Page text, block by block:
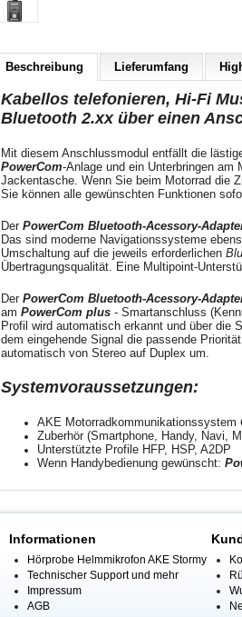
Beschreibung Lieferumfang
Kabellos telefonieren, Hi-Fi
Bluetooth 2.xx über einen
Mit diesem Anschlussmodul entfällt die
PowerCom-Anlage und ein Unterbringen
Jackentasche. Wenn Sie beim Motorrad die
Sie können alle gewünschten Funktionen
Der PowerCom Bluetooth-Acessory-
Das sind moderne Navigationssysteme
Umschaltung auf die jeweils erforderlichen
Übertragungsqualität. Eine Multipoint-
Der PowerCom Bluetooth-Acessory-
am PowerCom plus - Smartanschluss
Profil wird automatisch erkannt und über die
dem eingehende Signal die passende
automatisch von Stereo auf Duplex um.
Systemvoraussetzungen:
AKE Motorradkommunikationssystem
Zuberhör (Smartphone, Handy, Navi,
Unterstützte Profile HFP, HSP, A2DP
Wenn Handybedienung gewünscht:
Informationen
Hörprobe Helmmikrofon AKE Stormy
Technischer Support und mehr
Impressum
AGB